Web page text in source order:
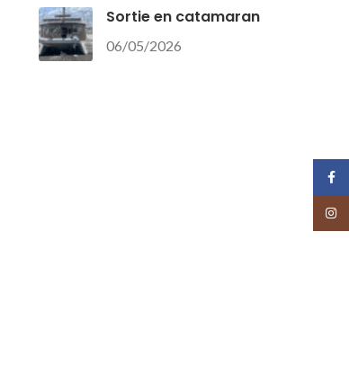
Sortie en catamaran
06/05/2026